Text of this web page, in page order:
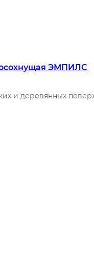
ЭМПИЛС
и деревянных